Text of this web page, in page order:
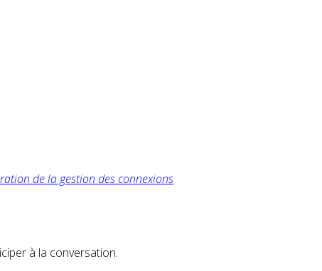
de la gestion des connexions
à la conversation.